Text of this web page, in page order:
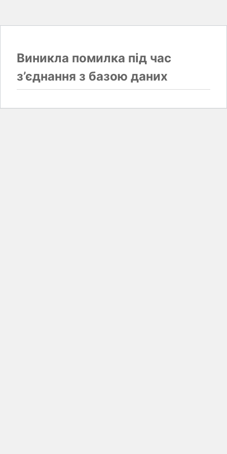
Виникла помилка під час
з’єднання з базою даних